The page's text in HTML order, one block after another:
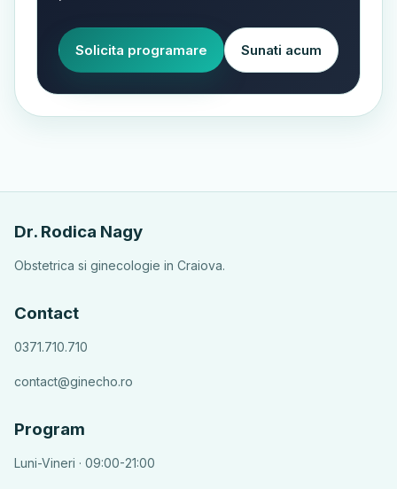
Solicita programare Sunati acum
Dr. Rodica Nagy
Obstetrica si ginecologie in Craiova.
Contact
0371.710.710
contact@ginecho.ro
Program
Luni-Vineri · 09:00-21:00